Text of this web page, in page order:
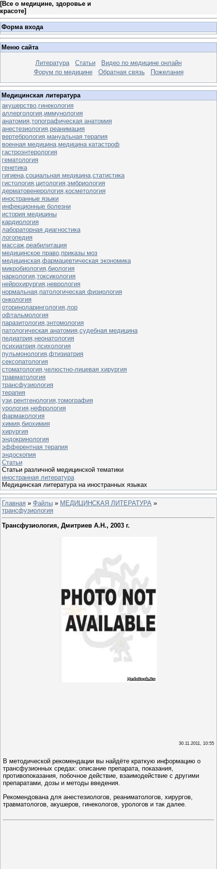
[Все о медицине, здоровье и
красоте]
Форма входа
Меню сайта
Литература Статьи
Видео по медицине онлайн
Форум по медицине
Обратная связь Пожелания
Медицинская литература
акушерство,гинекология
аллергология,иммунология
анатомия,топографическая анатомия
анестезиология,реанимация
вертебрология,мануальная терапия
военная медицина,медицина катастроф
гастроэнтерология
гематология
генетика
гигиена,социальная медицина,статистика
гистология,цитология,эмбриология
дерматовенерология,косметология
иностранные языки
инфекционные болезни
история медицины
кардиология
лабораторная диагностика
логопедия
массаж,реабилитация
медицинское право,приказы моз
медицинская,фармацевтическая экономика
микробиология,биология
наркология,токсикология
нейрохирургия,неврология
нормальная,патологическая физиология
онкология
оториноларингология,лор
офтальмология
паразитология,энтомология
патологическая анатомия,судебная медицина
педиатрия,неонатология
психиатрия,психология
пульмонология,фтизиатрия
сексопатология
стоматология,челюстно-лицевая хирургия
травматология
трансфузиология
терапия
узи,рентгенология,томография
урология,нефрология
фармакология
химия,биохимия
хирургия
эндокринология
эфферентная терапия
эндоскопия
Статьи
Статьи различной медицинской тематики
иностранная литература
Медицинская литература на иностранных языках
Главная » Файлы » МЕДИЦИНСКАЯ ЛИТЕРАТУРА »
трансфузиология
Трансфузиология, Дмитриев А.Н., 2003 г.
30.11.2011, 10:55
В методической рекомендации вы найдёте краткую информацию о
трансфузионных средах: описание препарата, показания,
противопоказания, побочное действие, взаимодействие с другими
препаратами, дозы и методы введения.
Рекомендована для анестезиологов, реаниматологов, хирургов,
травматологов, акушеров, гинекологов, урологов и так далее.